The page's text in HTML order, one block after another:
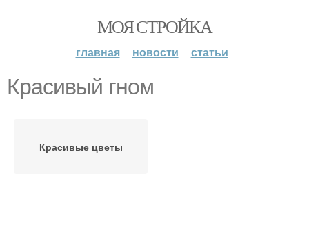
МОЯ СТРОЙКА
главная новости статьи
Красивый гном
Красивые цветы